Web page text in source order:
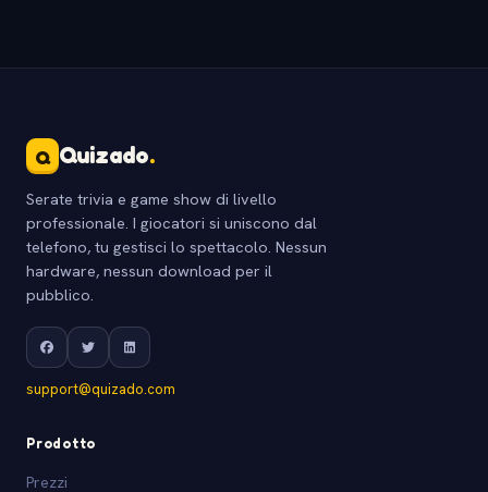
Q Quizado.
Serate trivia e game show di livello
professionale. I giocatori si uniscono dal
telefono, tu gestisci lo spettacolo. Nessun
hardware, nessun download per il
pubblico.
support@quizado.com
Prodotto
Prezzi